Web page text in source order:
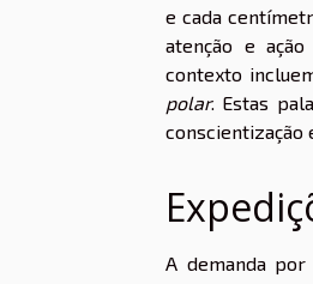
e cada
atenção e
contexto
polar. Estas
conscientização
A demanda